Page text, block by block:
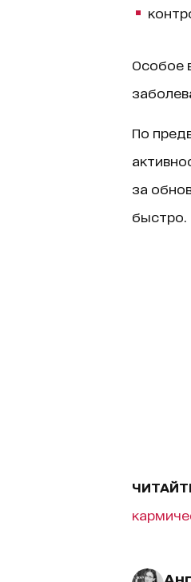
Особое
По
за
быстро.